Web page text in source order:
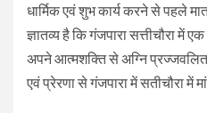
धार्मिक एवं शुभ कार्य करने से पहले
ज्ञातव्य है कि गंजपारा सत्तीचौरा में
अपने आत्मशक्ति से अग्नि
एवं प्रेरणा से गंजपारा में सतीचौरा में